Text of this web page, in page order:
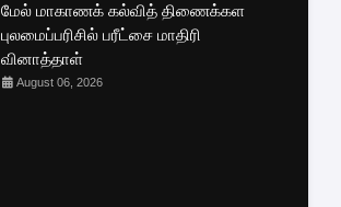
மேல் மாகாணக் கல்வித் திணைக்கள
புலமைப்பரிசில் பரீட்சை மாதிரி
வினாத்தாள்
August 06, 2026